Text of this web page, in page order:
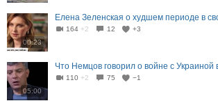
00:23
Елена Зеленская о худшем периоде в
164 +2 12 +3
05:00
Что Немцов говорил о войне с Украиной
110 +2 75 −1